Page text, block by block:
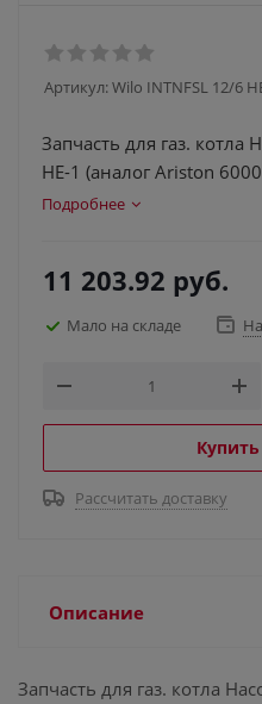
Артикул:Wilo INTNFSL 12/6
Запчасть для газ. котла
HE-1 (аналог Ariston
60000591)
Подробнее
11 203.92 руб.
Мало на складе
Рассчитать доставку
Описание
Запчасть для газ. котла